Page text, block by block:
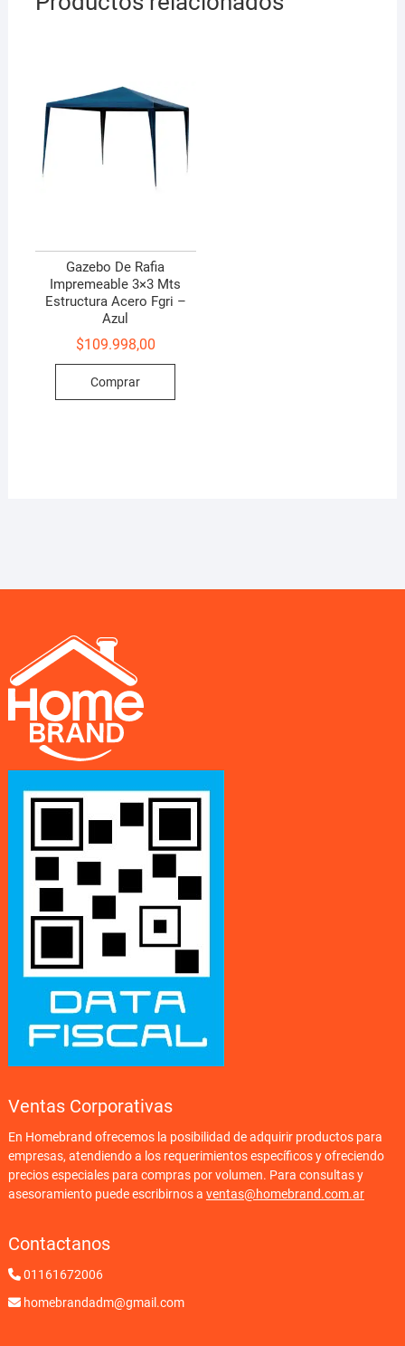
Kushiro
Gazebo De Rafia
Impremeable 3×3 Mts
Estructura Acero Fgri –
Azul
$109.998,00
Comprar
Ventas Corporativas
En Homebrand ofrecemos la posibilidad de adquirir productos para
empresas, atendiendo a los requerimientos específicos y ofreciendo
precios especiales para compras por volumen. Para consultas y
asesoramiento puede escribirnos a ventas@homebrand.com.ar
Contactanos
01161672006
homebrandadm@gmail.com